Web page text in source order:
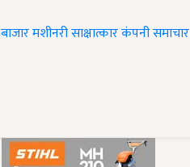
बाजारमशीनरीसाक्षात्कारकंपनी समाचार